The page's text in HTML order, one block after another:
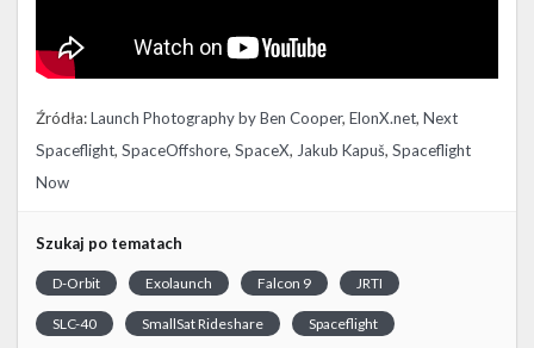
Źródła:Launch Photography by Ben Cooper, ElonX.net, Next
Spaceflight, SpaceOffshore, SpaceX, Jakub Kapuš, Spaceflight
Now
Szukaj po tematach
D-Orbit Exolaunch Falcon 9 JRTI
SLC-40 SmallSat Rideshare Spaceflight